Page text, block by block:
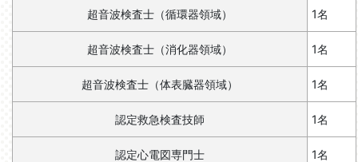
超音波検査士（循環器領域）
1名
超音波検査士（消化器領域） 1名
超音波検査士（体表臓器領域） 1名
認定救急検査技師 1名
認定心電図専門士 1名